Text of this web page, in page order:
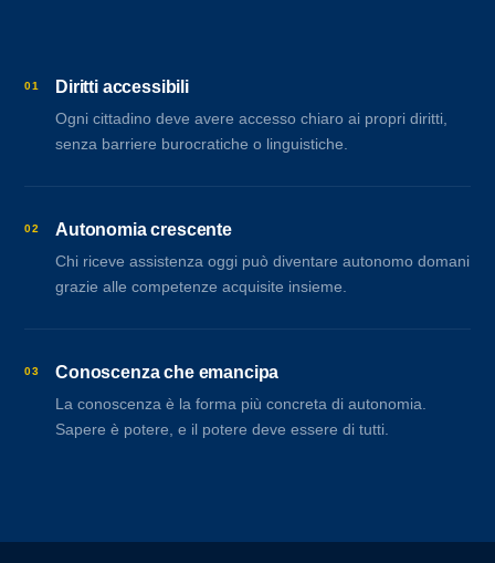
01 Diritti accessibili
Ogni cittadino deve avere accesso chiaro ai propri diritti,
senza barriere burocratiche o linguistiche.
02 Autonomia crescente
Chi riceve assistenza oggi può diventare autonomo domani
grazie alle competenze acquisite insieme.
03 Conoscenza che emancipa
La conoscenza è la forma più concreta di autonomia.
Sapere è potere, e il potere deve essere di tutti.